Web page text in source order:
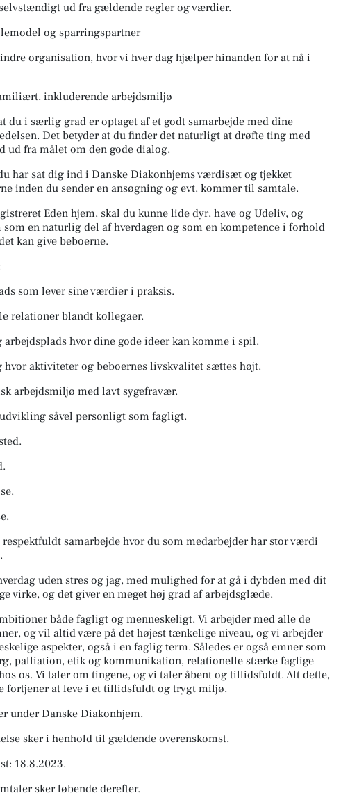
selvstændigt ud fra gældende regler og værdier.
og sparringspartner
organisation, hvor vi hver dag hjælper hinanden for at nå i
inkluderende arbejdsmiljø
du i særlig grad er optaget af et godt samarbejde med dine
Det betyder at du finder det naturligt at drøfte ting med
ud fra målet om den gode dialog.
har sat dig ind i Danske Diakonhjems værdisæt og tjekket
inden du sender en ansøgning og evt. kommer til samtale.
Eden hjem, skal du kunne lide dyr, have og Udeliv, og
en naturlig del af hverdagen og som en kompetence i forhold
kan give beboerne.
som lever sine værdier i praksis.
relationer blandt kollegaer.
arbejdsplads hvor dine gode ideer kan komme i spil.
hvor aktiviteter og beboernes livskvalitet sættes højt.
arbejdsmiljø med lavt sygefravær.
såvel personligt som fagligt.
respektfuldt samarbejde hvor du som medarbejder har stor værdi
uden stres og jag, med mulighed for at gå i dybden med dit
virke, og det giver en meget høj grad af arbejdsglæde.
både fagligt og menneskeligt. Vi arbejder med alle de
og vil altid være på det højest tænkelige niveau, og vi arbejder
aspekter, også i en faglig term. Således er også emner som
palliation, etik og kommunikation, relationelle stærke faglige
os. Vi taler om tingene, og vi taler åbent og tillidsfuldt. Alt dette,
fortjener at leve i et tillidsfuldt og trygt miljø.
under Danske Diakonhjem.
sker i henhold til gældende overenskomst.
18.8.2023.
sker løbende derefter.